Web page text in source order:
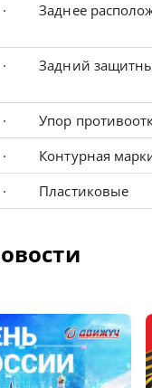
· Заднее
· Задний
· Упор
· Контурная
· Пластиковые